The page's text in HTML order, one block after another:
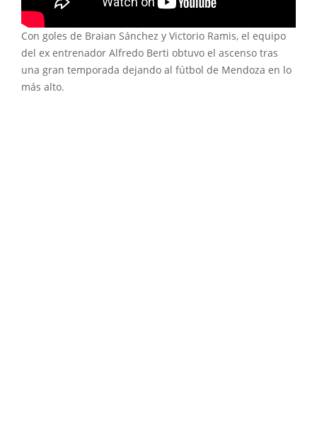
Con goles de Braian Sánchez y Victorio Ramis, el equipo
del ex entrenador Alfredo Berti obtuvo el ascenso tras
una gran temporada dejando al fútbol de Mendoza en lo
más alto.